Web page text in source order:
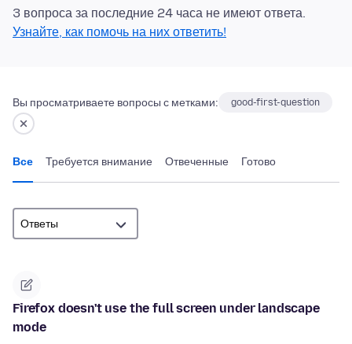
3 вопроса за последние 24 часа не имеют ответа.
Узнайте, как помочь на них ответить!
Вы просматриваете вопросы с метками: good-first-question
Все Требуется внимание Отвеченные Готово
Firefox doesn't use the full screen under landscape
mode